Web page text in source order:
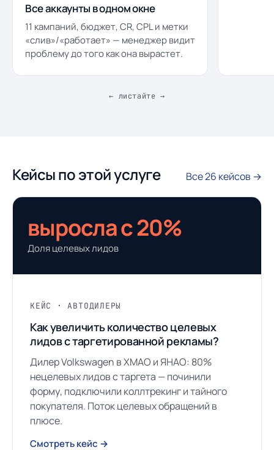
Все аккаунты в одном окне
11 кампаний, бюджет, CR, CPL и метки
«слив»/«работает» — менеджер видит
проблему до того как она вырастет.
← листайте →
Кейсы по этой услуге Все 26 кейсов →
выросла с 20%
Доля целевых лидов
КЕЙС · АВТОДИЛЕРЫ
Как увеличить количество целевых
лидов с таргетированной рекламы?
Дилер Volkswagen в ХМАО и ЯНАО: 80%
нецелевых лидов с таргета — починили
форму, подключили коллтрекинг и тайного
покупателя. Поток целевых обращений в
плюсе.
Смотреть кейс →